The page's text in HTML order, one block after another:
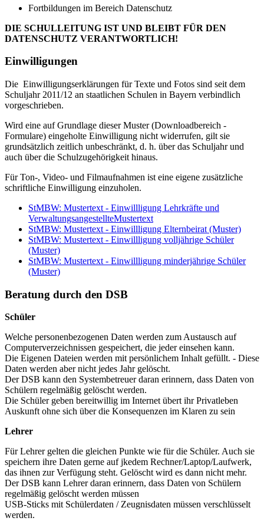
Fortbildungen im Bereich Datenschutz
DIE SCHULLEITUNG IST UND BLEIBT FÜR DEN
DATENSCHUTZ VERANTWORTLICH!
Einwilligungen
Die Einwilligungserklärungen für Texte und Fotos sind seit dem
Schuljahr 2011/12 an staatlichen Schulen in Bayern verbindlich
vorgeschrieben.
Wird eine auf Grundlage dieser Muster (Downloadbereich -
Formulare) eingeholte Einwilligung nicht widerrufen, gilt sie
grundsätzlich zeitlich unbeschränkt, d. h. über das Schuljahr und
auch über die Schulzugehörigkeit hinaus.
Für Ton-, Video- und Filmaufnahmen ist eine eigene zusätzliche
schriftliche Einwilligung einzuholen.
StMBW: Mustertext - Einwillligung Lehrkräfte und
VerwaltungsangestellteMustertext
StMBW: Mustertext - Einwillligung Elternbeirat (Muster)
StMBW: Mustertext - Einwillligung volljährige Schüler
(Muster)
StMBW: Mustertext - Einwillligung minderjährige Schüler
(Muster)
Beratung durch den DSB
Schüler
Welche personenbezogenen Daten werden zum Austausch auf
Computerverzeichnissen gespeichert, die jeder einsehen kann.
Die Eigenen Dateien werden mit persönlichem Inhalt gefüllt. - Diese
Daten werden aber nicht jedes Jahr gelöscht.
Der DSB kann den Systembetreuer daran erinnern, dass Daten von
Schülern regelmäßig gelöscht werden.
Die Schüler geben bereitwillig im Internet übert ihr Privatleben
Auskunft ohne sich über die Konsequenzen im Klaren zu sein
Lehrer
Für Lehrer gelten die gleichen Punkte wie für die Schüler. Auch sie
speichern ihre Daten gerne auf jkedem Rechner/Laptop/Laufwerk,
das ihnen zur Verfügung steht. Gelöscht wird es dann nicht mehr.
Der DSB kann Lehrer daran erinnern, dass Daten von Schülern
regelmäßig gelöscht werden müssen
USB-Sticks mit Schülerdaten / Zeugnisdaten müssen verschlüsselt
werden.